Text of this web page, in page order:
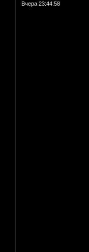
Вчера 23:44:58